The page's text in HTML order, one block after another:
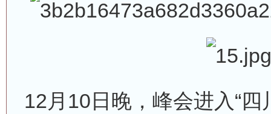
12月10日晚，峰会进入“四